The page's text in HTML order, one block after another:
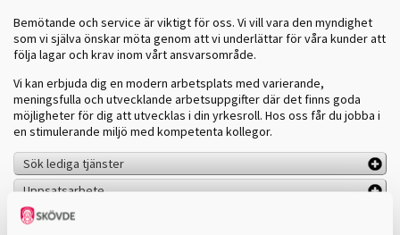
Bemötande och service är viktigt för oss. Vi vill vara den myndighet
som vi själva önskar möta genom att vi underlättar för våra kunder att
följa lagar och krav inom vårt ansvarsområde.
Vi kan erbjuda dig en modern arbetsplats med varierande,
meningsfulla och utvecklande arbetsuppgifter där det finns goda
möjligheter för dig att utvecklas i din yrkesroll. Hos oss får du jobba i
en stimulerande miljö med kompetenta kollegor.
Sök lediga tjänster
Uppsatsarbete
Spontanansökan